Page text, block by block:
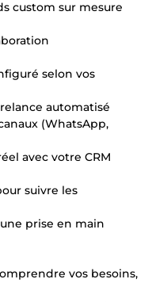
custom sur mesure
selon vos
automatisé
(WhatsApp,
avec votre CRM
suivre les
prise en main
vos besoins,